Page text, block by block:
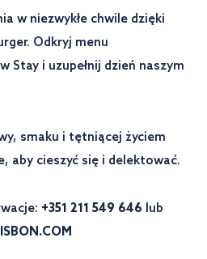
w niezwykłe chwile dzięki
Odkryj menu
Stay i uzupełnij dzień naszym
smaku i tętniącej życiem
aby cieszyć się i delektować.
+351 211 549 646 lub